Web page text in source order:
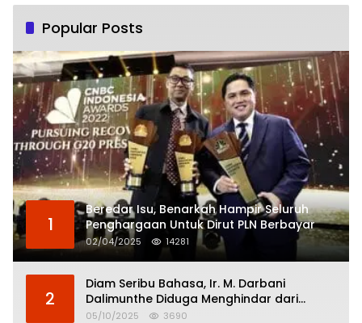
Popular Posts
1
Beredar Isu, Benarkah Hampir Seluruh
Penghargaan Untuk Dirut PLN Berbayar
02/04/2025 14281
2
Diam Seribu Bahasa, Ir. M. Darbani
Dalimunthe Diduga Menghindar dari
Pertanggungjawaban Politik
05/10/2025 3690